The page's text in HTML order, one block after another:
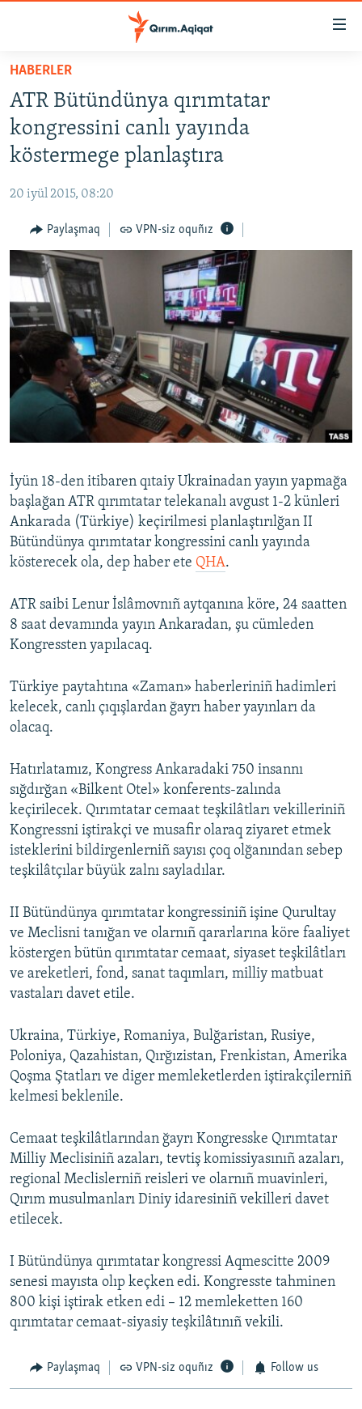
Esas
qaytmaq
Baş
navigatsiyağa
qaytmaq
Qıdıruvğa
qaytmaq
İQTİSADİYAT
MEDENİYET
İNSAN AQLARI
VİDEO
SÜRET
BLOGLAR
FİKİR
Русский
Українською
RFE/RS bütün saytları
HABERLER
ATR Bütündünya qırımtatar
kongressini canlı yayında
köstermege planlaştıra
20 iyül 2015, 08:20
Paylaşmaq VPN-siz oquñız
İyün 18-den itibaren qıtaiy Ukrainadan yayın yapmağa
başlağan ATR qırımtatar telekanalı avgust 1-2 künleri
Ankarada (Türkiye) keçirilmesi planlaştırılğan II
Bütündünya qırımtatar kongressini canlı yayında
kösterecek ola, dep haber ete QHA.
ATR saibi Lenur İslâmovnıñ aytqanına köre, 24 saatten
8 saat devamında yayın Ankaradan, şu cümleden
Kongressten yapılacaq.
Türkiye paytahtına «Zaman» haberleriniñ hadimleri
kelecek, canlı çıqışlardan ğayrı haber yayınları da
olacaq.
Hatırlatamız, Kongress Ankaradaki 750 insannı
sığdırğan «Bilkent Otel» konferents-zalında
keçirilecek. Qırımtatar cemaat teşkilâtları vekilleriniñ
Kongressni iştirakçi ve musafir olaraq ziyaret etmek
isteklerini bildirgenlerniñ sayısı çoq olğanından sebep
teşkilâtçılar büyük zalnı sayladılar.
II Bütündünya qırımtatar kongressiniñ işine Qurultay
ve Meclisni tanığan ve olarnıñ qararlarına köre faaliyet
köstergen bütün qırımtatar cemaat, siyaset teşkilâtları
ve areketleri, fond, sanat taqımları, milliy matbuat
vastaları davet etile.
Ukraina, Türkiye, Romaniya, Bulğaristan, Rusiye,
Poloniya, Qazahistan, Qırğızistan, Frenkistan, Amerika
Qoşma Ştatları ve diger memleketlerden iştirakçilerniñ
kelmesi beklenile.
Cemaat teşkilâtlarından ğayrı Kongresske Qırımtatar
Milliy Meclisiniñ azaları, tevtiş komissiyasınıñ azaları,
regional Meclislerniñ reisleri ve olarnıñ muavinleri,
Qırım musulmanları Diniy idaresiniñ vekilleri davet
etilecek.
I Bütündünya qırımtatar kongressi Aqmescitte 2009
senesi mayısta olıp keçken edi. Kongresste tahminen
800 kişi iştirak etken edi – 12 memleketten 160
qırımtatar cemaat-siyasiy teşkilâtınıñ vekili.
Paylaşmaq VPN-siz oquñız Follow us